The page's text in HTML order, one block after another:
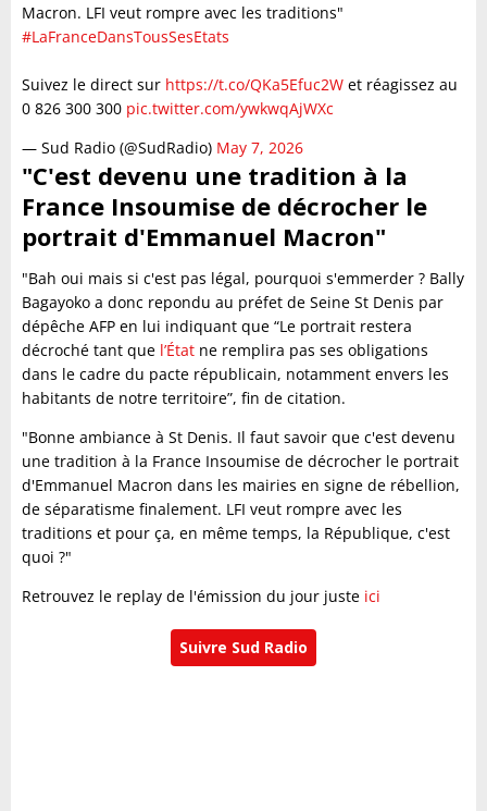
Macron. LFI veut rompre avec les traditions"
#LaFranceDansTousSesEtats
Suivez le direct sur https://t.co/QKa5Efuc2W et réagissez au
0 826 300 300 pic.twitter.com/ywkwqAjWXc
— Sud Radio (@SudRadio) May 7, 2026
"C'est devenu une tradition à la
France Insoumise de décrocher le
portrait d'Emmanuel Macron"
"Bah oui mais si c'est pas légal, pourquoi s'emmerder ? Bally
Bagayoko a donc repondu au préfet de Seine St Denis par
dépêche AFP en lui indiquant que “Le portrait restera
décroché tant que l’État ne remplira pas ses obligations
dans le cadre du pacte républicain, notamment envers les
habitants de notre territoire”, fin de citation.
"Bonne ambiance à St Denis. Il faut savoir que c'est devenu
une tradition à la France Insoumise de décrocher le portrait
d'Emmanuel Macron dans les mairies en signe de rébellion,
de séparatisme finalement. LFI veut rompre avec les
traditions et pour ça, en même temps, la République, c'est
quoi ?"
Retrouvez le replay de l'émission du jour juste ici
Suivre Sud Radio